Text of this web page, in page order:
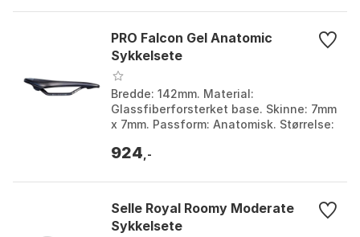
PRO Falcon Gel Anatomic
Sykkelsete
Bredde: 142mm. Material:
Glassfiberforsterket base. Skinne: 7mm
x 7mm. Passform: Anatomisk. Størrelse:
924 ,-
Selle Royal Roomy Moderate
Sykkelsete